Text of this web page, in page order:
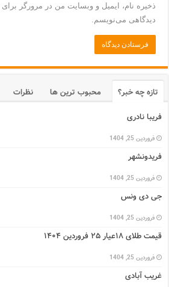
ذخیره نام، ایمیل و وبسایت من در مرورگر برای
دیدگاهی می‌نویسم.
تازه چه خبر؟ محبوب ترین ها نظرات
فریبا نادری
فروردین 25, 1404
فریدونشهر
فروردین 25, 1404
جی دی ونس
فروردین 25, 1404
قیمت طلای ۱۸عیار ۲۵ فروردین ۱۴۰۴
فروردین 25, 1404
غریب آبادی